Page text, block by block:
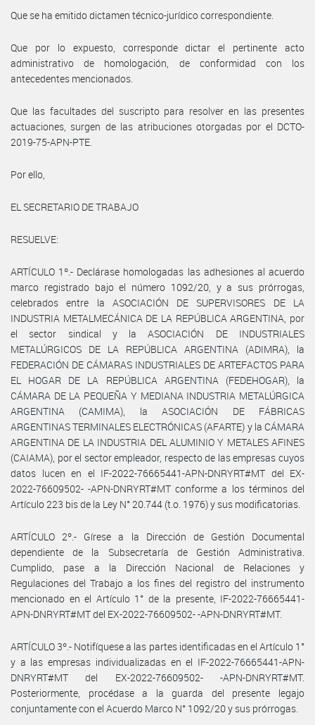
Que se ha emitido dictamen técnico-jurídico correspondiente.
Que por lo expuesto, corresponde dictar el pertinente acto
administrativo de homologación, de conformidad con los
antecedentes mencionados.
Que las facultades del suscripto para resolver en las presentes
actuaciones, surgen de las atribuciones otorgadas por el DCTO-
2019-75-APN-PTE.
Por ello,
EL SECRETARIO DE TRABAJO
RESUELVE:
ARTÍCULO 1º.- Declárase homologadas las adhesiones al acuerdo
marco registrado bajo el número 1092/20, y a sus prórrogas,
celebrados entre la ASOCIACIÓN DE SUPERVISORES DE LA
INDUSTRIA METALMECÁNICA DE LA REPÚBLICA ARGENTINA, por
el sector sindical y la ASOCIACIÓN DE INDUSTRIALES
METALÚRGICOS DE LA REPÚBLICA ARGENTINA (ADIMRA), la
FEDERACIÓN DE CÁMARAS INDUSTRIALES DE ARTEFACTOS PARA
EL HOGAR DE LA REPÚBLICA ARGENTINA (FEDEHOGAR), la
CÁMARA DE LA PEQUEÑA Y MEDIANA INDUSTRIA METALÚRGICA
ARGENTINA (CAMIMA), la ASOCIACIÓN DE FÁBRICAS
ARGENTINAS TERMINALES ELECTRÓNICAS (AFARTE) y la CÁMARA
ARGENTINA DE LA INDUSTRIA DEL ALUMINIO Y METALES AFINES
(CAIAMA), por el sector empleador, respecto de las empresas cuyos
datos lucen en el IF-2022-76665441-APN-DNRYRT#MT del EX-
2022-76609502- -APN-DNRYRT#MT conforme a los términos del
Artículo 223 bis de la Ley N° 20.744 (t.o. 1976) y sus modificatorias.
ARTÍCULO 2º.- Gírese a la Dirección de Gestión Documental
dependiente de la Subsecretaría de Gestión Administrativa.
Cumplido, pase a la Dirección Nacional de Relaciones y
Regulaciones del Trabajo a los fines del registro del instrumento
mencionado en el Artículo 1° de la presente, IF-2022-76665441-
APN-DNRYRT#MT del EX-2022-76609502- -APN-DNRYRT#MT.
ARTÍCULO 3º.- Notifíquese a las partes identificadas en el Artículo 1°
y a las empresas individualizadas en el IF-2022-76665441-APN-
DNRYRT#MT del EX-2022-76609502- -APN-DNRYRT#MT.
Posteriormente, procédase a la guarda del presente legajo
conjuntamente con el Acuerdo Marco N° 1092/20 y sus prórrogas.